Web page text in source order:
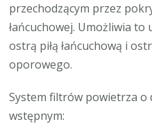
przechodzącym przez
łańcuchowej. Umożliwia
ostrą piłą łańcuchową i
oporowego.
System filtrów powietrza o
wstępnym: